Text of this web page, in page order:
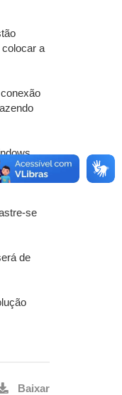
a
possível
se
de
Baixar